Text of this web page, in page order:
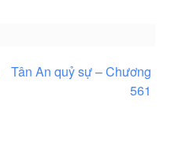
Tân An quỷ sự – Chương
561